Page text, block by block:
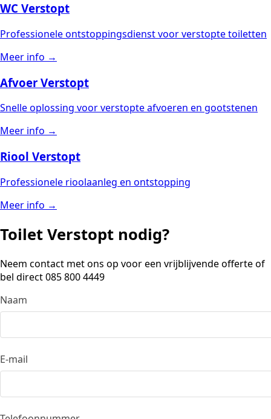
WC Verstopt
Professionele ontstoppingsdienst voor verstopte toiletten
Meer info →
Afvoer Verstopt
Snelle oplossing voor verstopte afvoeren en gootstenen
Meer info →
Riool Verstopt
Professionele rioolaanleg en ontstopping
Meer info →
Toilet Verstopt nodig?
Neem contact met ons op voor een vrijblijvende offerte of
bel direct 085 800 4449
Don’t fill this out if you’re human:
Naam
E-mail